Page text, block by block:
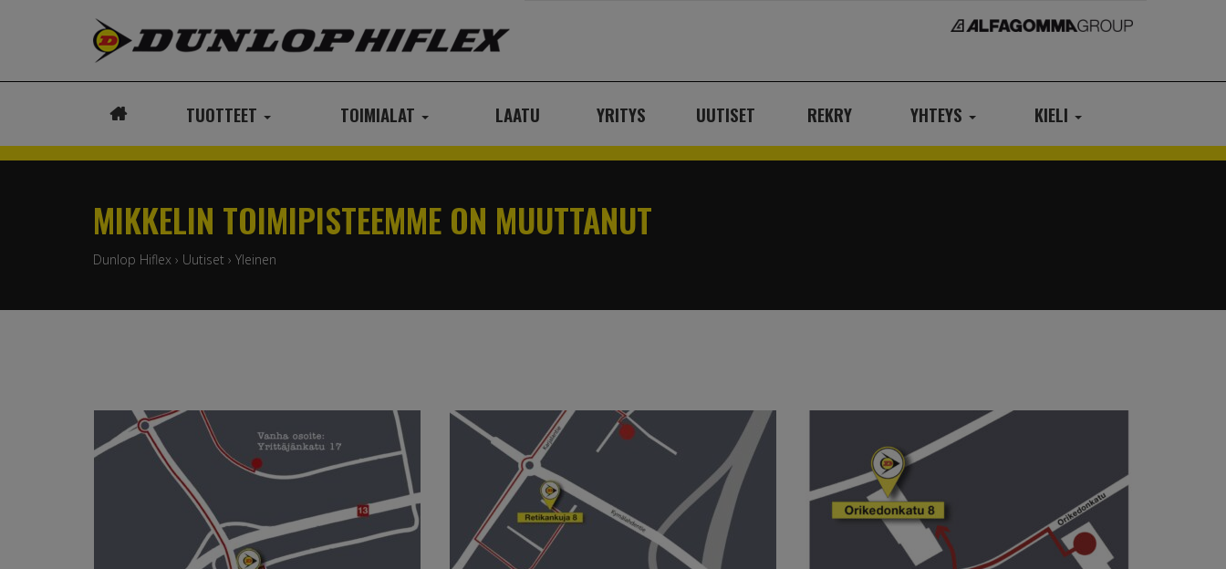
TUOTTEET TOIMIALAT LAATU YRITYS UUTISET REKRY YHTEYS KIELI
MIKKELIN TOIMIPISTEEMME ON MUUTTANUT
Dunlop Hiflex › Uutiset › Yleinen